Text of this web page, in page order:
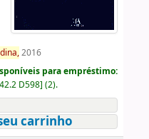
2016
para empréstimo:
D598] (2).
carrinho